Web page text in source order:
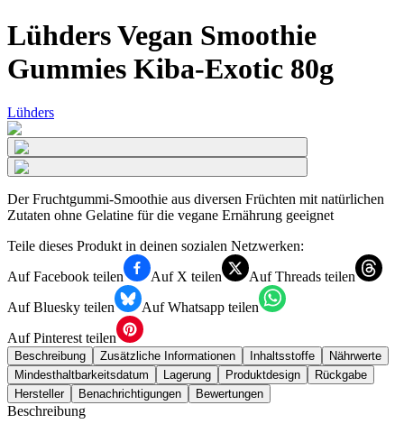
Lühders Vegan Smoothie
Gummies Kiba-Exotic 80g
Lühders
Der Fruchtgummi-Smoothie aus diversen Früchten mit natürlichen
Zutaten ohne Gelatine für die vegane Ernährung geeignet
Teile dieses Produkt in deinen sozialen Netzwerken:
Auf Facebook teilen
Auf X teilen
Auf Threads teilen
Auf Bluesky teilen
Auf Whatsapp teilen
Auf Pinterest teilen
Beschreibung Zusätzliche Informationen Inhaltsstoffe
Nährwerte
Mindesthaltbarkeitsdatum
Lagerung Produktdesign
Rückgabe
Hersteller
Benachrichtigungen Bewertungen
Beschreibung